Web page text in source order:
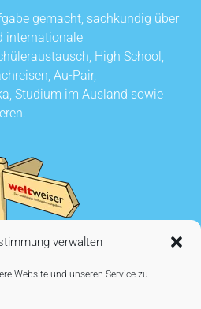
verwalten
Website und unseren Service zu
gemacht, sachkundig über
internationale
High School,
Au-Pair,
Studium im Ausland sowie